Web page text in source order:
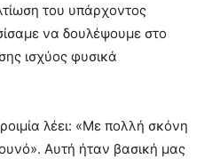
του υπάρχοντος
να δουλέψουμε στο
ισχύος φυσικά
λέει: «Με πολλή σκόνη
Αυτή ήταν βασική μας